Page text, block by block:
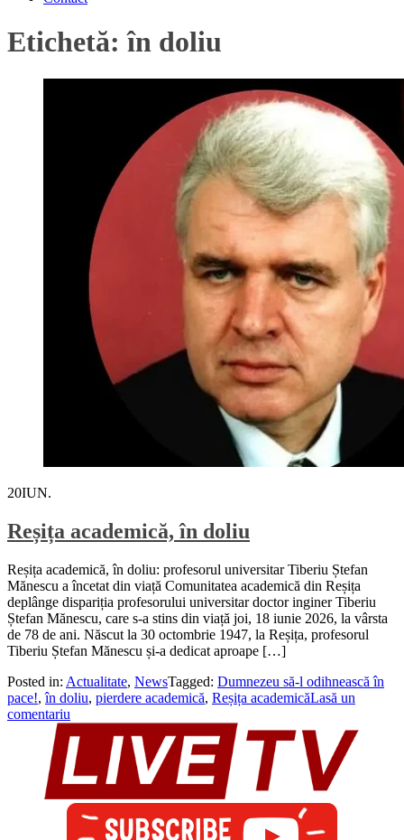
Etichetă:în doliu
20IUN.
Reșița academică, în doliu
Reșița academică, în doliu: profesorul universitar Tiberiu Ștefan
Mănescu a încetat din viață Comunitatea academică din Reșița
deplânge dispariția profesorului universitar doctor inginer Tiberiu
Ștefan Mănescu, care s-a stins din viață joi, 18 iunie 2026, la vârsta
de 78 de ani. Născut la 30 octombrie 1947, la Reșița, profesorul
Tiberiu Ștefan Mănescu și-a dedicat aproape […]
Posted in: Actualitate, NewsTagged: Dumnezeu să-l odihnească în
pace!,în doliu, pierdere academică, Reșița academicăLasă un
comentariu